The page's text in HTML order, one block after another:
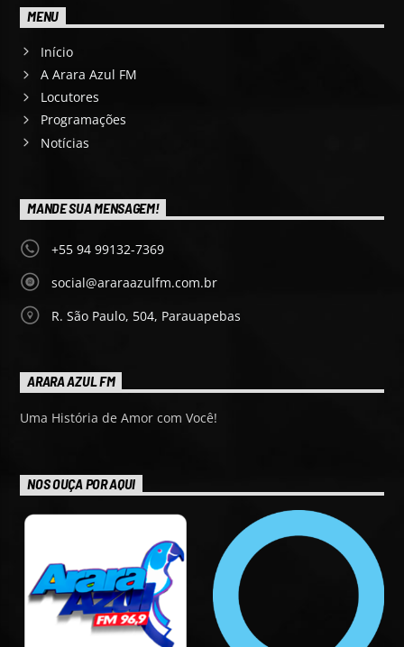
MENU
Início
A Arara Azul FM
Locutores
Programações
Notícias
MANDE SUA MENSAGEM!
+55 94 99132-7369
social@araraazulfm.com.br
R. São Paulo, 504, Parauapebas
ARARA AZUL FM
Uma História de Amor com Você!
NOS OUÇA POR AQUI